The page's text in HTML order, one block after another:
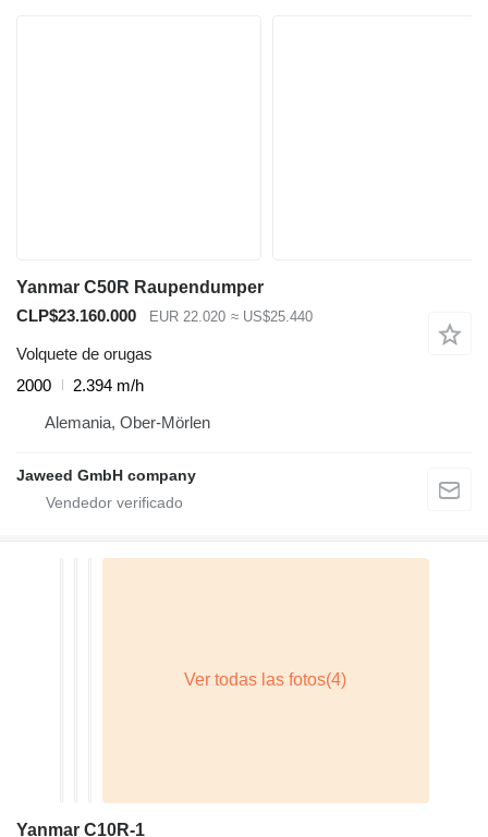
Yanmar C50R Raupendumper
CLP$23.160.000
EUR 22.020 ≈ US$25.440
Volquete de orugas
2000
2.394 m/h
Alemania, Ober-Mörlen
Jaweed GmbH company
Yanmar C10R-1